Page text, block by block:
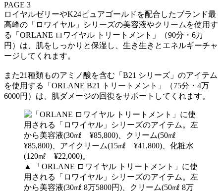
PAGE 3
ロイヤルゼリーやK24ピュアゴールドを配合したブランド最
高峰の「ロワイヤル」シリーズの美容液やクリームを使用す
る「ORLANE ロワイヤル トリートメント」（90分・6万
円）は、肌をしっかりと保湿し、生き生きとエネルギーチャ
ージしてくれます。
また21種類ものアミノ酸を含む「B21 シリーズ」のアイテム
を使用する「ORLANE B21 トリートメント」（75分・4万
6000円）は、肌ダメージの回復をサポートしてくれます。
▲ 「ORLANE ロワイヤル トリートメント」に使
用される「ロワイヤル」シリーズのアイテム。左
から美容液(30㎖ 8万5800円)、クリーム(50㎖ 8万